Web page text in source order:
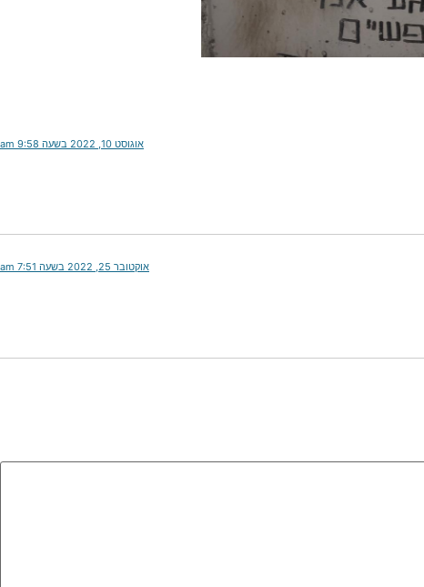
אוגוסט 10, 2022 בשעה 9:58 am
אוקטובר 25, 2022 בשעה 7:51 am